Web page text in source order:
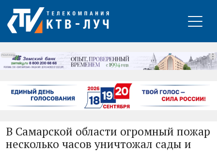
РЕКЛАМА
В Самарской области огромный пожар
несколько часов уничтожал сады и